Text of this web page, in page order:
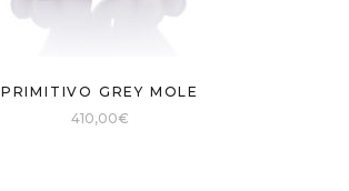
PRIMITIVO GREY MOLE
410,00€